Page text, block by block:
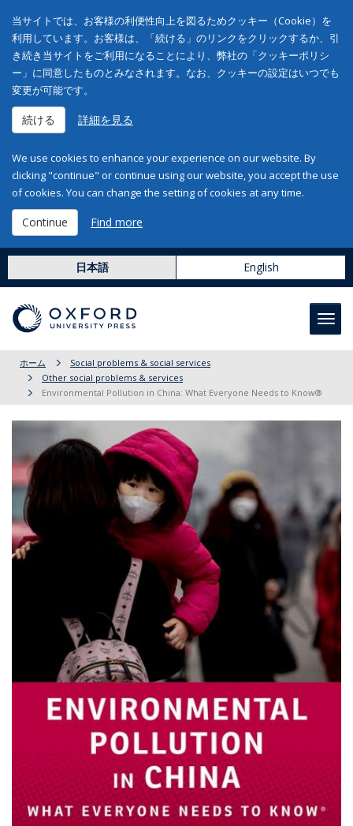
当サイトでは、お客様の利便性向上を図るためクッキー（Cookie）を
利用しています。お客様は、「続ける」のリンクをクリックするか、引
き続き当サイトをご利用になることにより、弊社の「クッキーポリシ
ー」に同意したものとみなされます。なお、クッキーの設定はいつでも
変更が可能です。
続ける 詳細を見る
We use cookies to enhance your experience on our website. By
clicking "continue" or continue using our website, you accept the use
of cookies. You can change the setting of cookies at any time.
Continue Find more
日本語 English
ホーム
Social problems & social services
Other social problems & services
Environmental Pollution in China: What Everyone Needs to Know®